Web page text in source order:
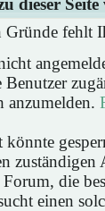
dieser Seite
fehlt
Benutzer
anzumelden.
zuständigen
die
einen